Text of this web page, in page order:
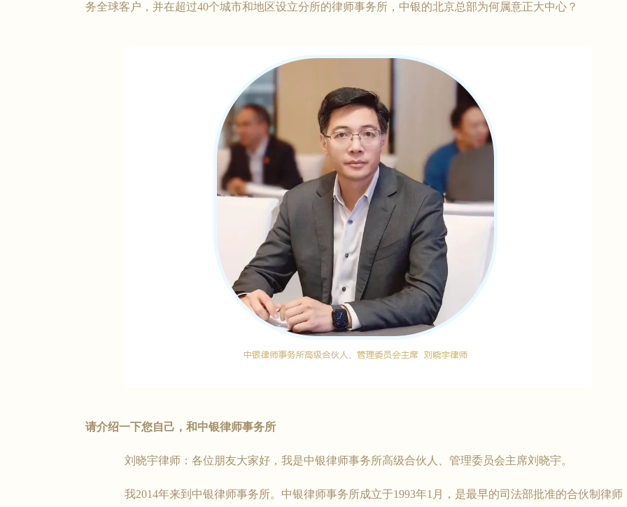
务全球客户，并在超过40个城市和地区设立分所的律师事务所，中银的北京总部为何属意正大中心？
请介绍一下您自己，和中银律师事务所
刘晓宇律师：各位朋友大家好，我是中银律师事务所高级合伙人、管理委员会主席刘晓宇。
我2014年来到中银律师事务所。中银律师事务所成立于1993年1月，是最早的司法部批准的合伙制律师